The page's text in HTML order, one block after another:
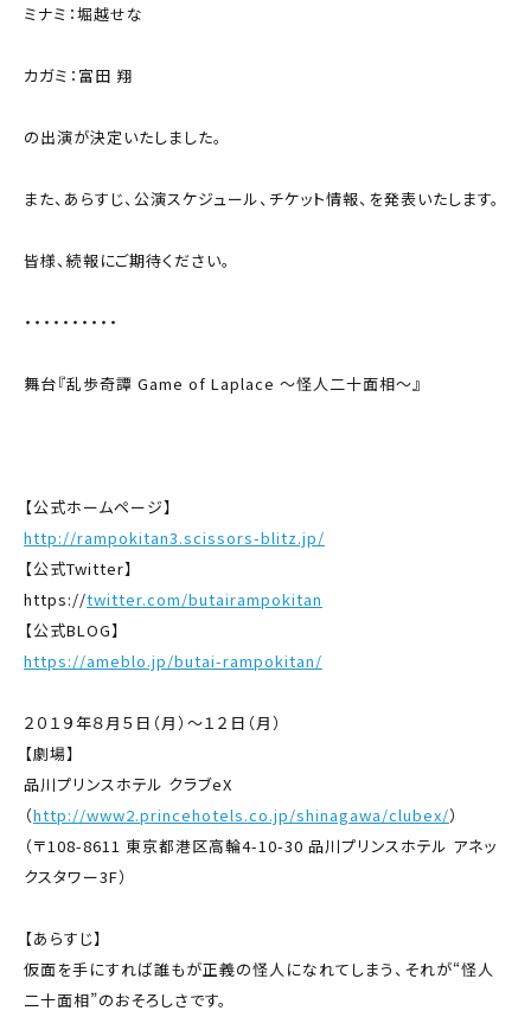
ミナミ：堀越せな
カガミ：富田 翔
の出演が決定いたしました。
また、あらすじ、公演スケジュール、チケット情報、を発表いたします。
皆様、続報にご期待ください。
・・・・・・・・・・
舞台『乱歩奇譚 Game of Laplace ～怪人二十面相～』
【公式ホームページ】
http://rampokitan3.scissors-blitz.jp/
【公式Twitter】
https://twitter.com/butairampokitan
【公式BLOG】
https://ameblo.jp/butai-rampokitan/
２０１９年８月５日（月）～１２日（月）
【劇場】
品川プリンスホテル クラブeX
（http://www2.princehotels.co.jp/shinagawa/clubex/）
（〒108-8611 東京都港区高輪4-10-30 品川プリンスホテル アネッ
クスタワー3F）
【あらすじ】
仮面を手にすれば誰もが正義の怪人になれてしまう、それが“怪人
二十面相”のおそろしさです。